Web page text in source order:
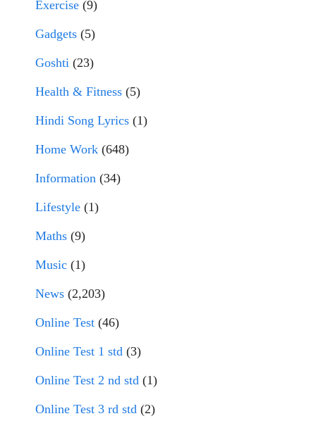
Exercise (9)
Gadgets (5)
Goshti (23)
Health & Fitness (5)
Hindi Song Lyrics (1)
Home Work (648)
Information (34)
Lifestyle (1)
Maths (9)
Music (1)
News (2,203)
Online Test (46)
Online Test 1 std (3)
Online Test 2 nd std (1)
Online Test 3 rd std (2)